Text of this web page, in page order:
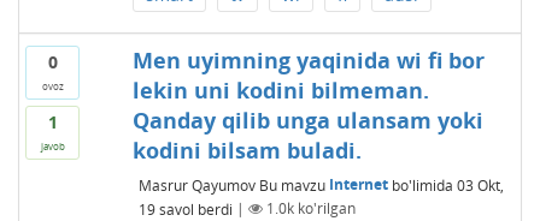
0
ovoz
1
javob
Men uyimning yaqinida wi fi bor
lekin uni kodini bilmeman.
Qanday qilib unga ulansam yoki
kodini bilsam buladi.
Masrur Qayumov Bu mavzu Internetbo'limida 03 Okt,
19 savol berdi | 1.0kko'rilgan